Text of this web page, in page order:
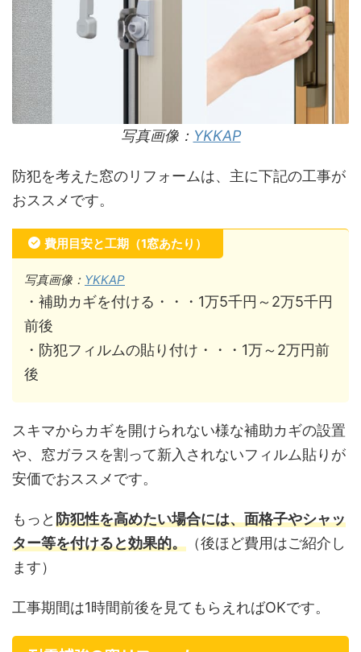
写真画像： YKKAP
防犯を考えた窓のリフォームは、主に下記の工事が
おススメです。
費用目安と工期（1窓あたり）
写真画像： YKKAP
・補助カギを付ける・・・1万5千円～2万5千円
前後
・防犯フィルムの貼り付け・・・1万～2万円前
後
スキマからカギを開けられない様な補助カギの設置
や、窓ガラスを割って新入されないフィルム貼りが
安価でおススメです。
もっと防犯性を高めたい場合には、面格子やシャッ
ター等を付けると効果的。 （後ほど費用はご紹介し
ます）
工事期間は1時間前後を見てもらえればOKです。